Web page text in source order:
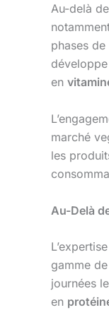
Au-delà
phases
en
marché
les
Au-Delà
gamme
journées
en